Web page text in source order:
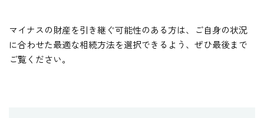
マイナスの財産を引き継ぐ可能性のある方は、ご自身の状況
に合わせた最適な相続方法を選択できるよう、ぜひ最後まで
ご覧ください。